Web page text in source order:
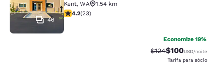
46
Kent, WA
1.54 km
classificação 4.22 estrelas. Excelente. 23 avaliações
4.2(23)
Economize 19%
Tarifa anterior
$124Tarifa com
$100USD/noite
Tarifa para sócio